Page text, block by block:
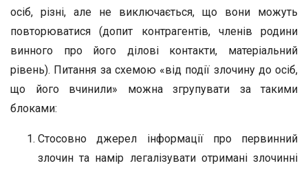
осіб, різні, але не виключається, що вони можуть
повторюватися (допит контрагентів, членів родини
винного про його ділові контакти, матеріальний
рівень). Питання за схемою «від події злочину до осіб,
що його вчинили» можна згрупувати за такими
блоками:
Стосовно джерел інформації про первинний
злочин та намір легалізувати отримані злочинні